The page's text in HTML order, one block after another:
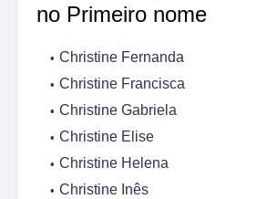
no Primeiro nome
Christine Fernanda
Christine Francisca
Christine Gabriela
Christine Elise
Christine Helena
Christine Inês